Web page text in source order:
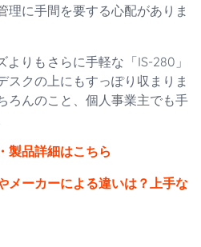
理に手間を要する心配がありま
りもさらに手軽な「IS-280」
スクの上にもすっぽり収まりま
ろんのこと、個人事業主でも手
製品詳細はこちら
メーカーによる違いは？上手な